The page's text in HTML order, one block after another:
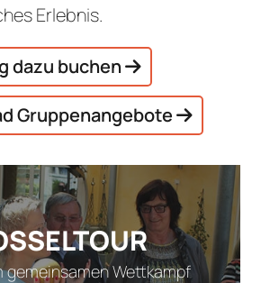
Erlebnis.
dazu buchen
Gruppenangebote
gemeinsamen Wettkampf